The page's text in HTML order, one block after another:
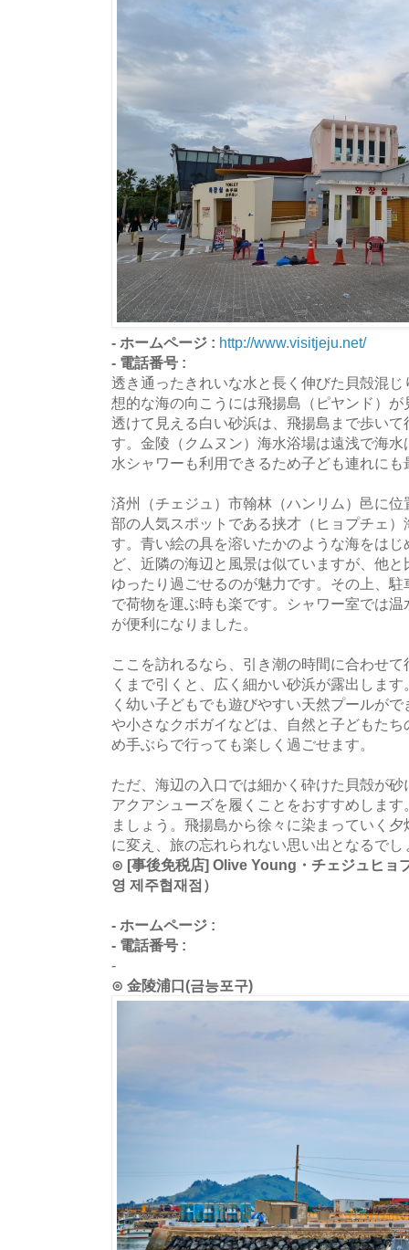
- ホームページ : http://www.visitjeju.net/
- 電話番号 :
透き通ったきれいな水と長く伸びた貝殻混
想的な海の向こうには飛揚島（ピヤンド）
透けて見える白い砂浜は、飛揚島まで歩い
す。金陵（クムヌン）海水浴場は遠浅で海
水シャワーも利用できるため子ども連れに
済州（チェジュ）市翰林（ハンリム）邑に
部の人気スポットである挟才（ヒョプチェ
す。青い絵の具を溶いたかのような海をは
ど、近隣の海辺と風景は似ていますが、他
ゆったり過ごせるのが魅力です。その上、
で荷物を運ぶ時も楽です。シャワー室では
が便利になりました。
ここを訪れるなら、引き潮の時間に合わせ
くまで引くと、広く細かい砂浜が露出しま
く幼い子どもでも遊びやすい天然プールが
や小さなクボガイなどは、自然と子どもた
め手ぶらで行っても楽しく過ごせます。
ただ、海辺の入口では細かく砕けた貝殻が
アクアシューズを履くことをおすすめしま
ましょう。飛揚島から徐々に染まっていく
に変え、旅の忘れられない思い出となるでし
⊙ [事後免税店] Olive Young・チェジュヒョ
영 제주협재점）
- ホームページ :
- 電話番号 :
-
⊙ 金陵浦口(금능포구)